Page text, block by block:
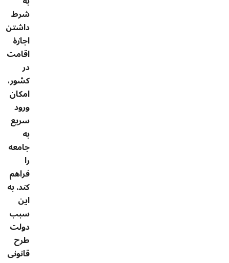
شرط
داشتن
اجازۀ
اقامت
در
کشور،
امکان
ورود
سریع
به
جامعه
را
فراهم
کند. به
این
سبب
دولت
طرح
قانونی